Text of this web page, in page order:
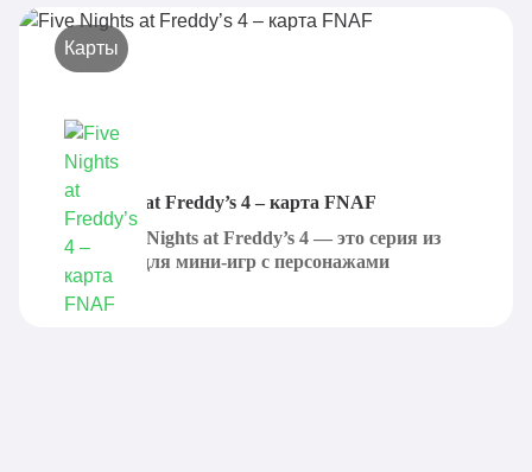
Карты
Five Nights at Freddy’s 4 – карта FNAF
Карта Five Nights at Freddy’s 4 — это серия из
пяти карт для мини-игр с персонажами
грядущей...